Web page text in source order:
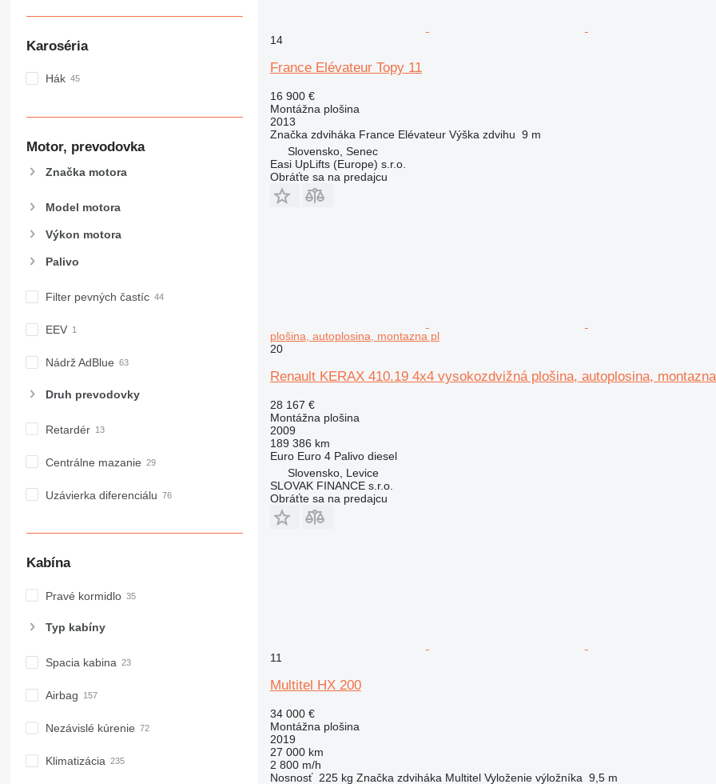
Karoséria
Hák
Motor, prevodovka
Značka motora
Model motora
Výkon motora
Palivo
Filter pevných častíc
EEV
Nádrž AdBlue
Druh prevodovky
Retardér
Centrálne mazanie
Uzávierka diferenciálu
Kabína
Pravé kormidlo
Typ kabíny
Spacia kabina
Airbag
Nezávislé kúrenie
Klimatizácia
14
France Elévateur Topy 11
16 900 €
Montážna plošina
2013
Značka zdviháka France Elévateur Výška zdvihu 9 m
Slovensko, Senec
Easi UpLifts (Europe) s.r.o.
Obráťte sa na predajcu
plošina, autoplosina, montazna pl
20
Renault KERAX 410.19 4x4 vysokozdvižná plošina, autoplosina,
28 167 €
Montážna plošina
2009
189 386 km
Euro Euro 4 Palivo diesel
Slovensko, Levice
SLOVAK FINANCE s.r.o.
Obráťte sa na predajcu
11
Multitel HX 200
34 000 €
Montážna plošina
2019
27 000 km
2 800 m/h
Nosnosť 225 kg Značka zdviháka Multitel Vyloženie výložníka 9,5 m